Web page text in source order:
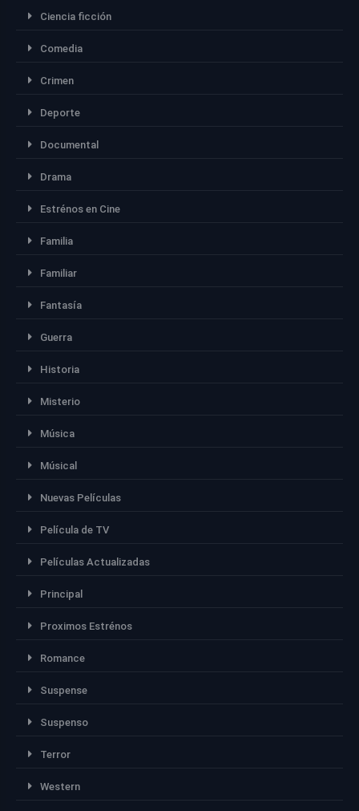
Ciencia ficción
Comedia
Crimen
Deporte
Documental
Drama
Estrénos en Cine
Familia
Familiar
Fantasía
Guerra
Historia
Misterio
Música
Músical
Nuevas Películas
Película de TV
Películas Actualizadas
Principal
Proximos Estrénos
Romance
Suspense
Suspenso
Terror
Western